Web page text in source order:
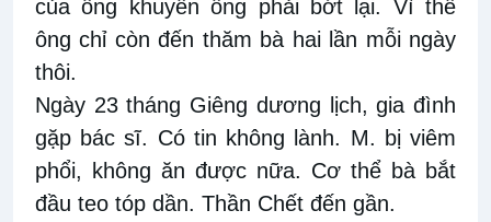
của ông khuyên ông phải bớt lại. Vì thế
ông chỉ còn đến thăm bà hai lần mỗi ngày
thôi.
Ngày 23 tháng Giêng dương lịch, gia đình
gặp bác sĩ. Có tin không lành. M. bị viêm
phổi, không ăn được nữa. Cơ thể bà bắt
đầu teo tóp dần. Thần Chết đến gần.